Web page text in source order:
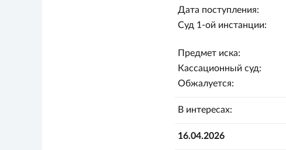
Дата поступления:
Суд 1-ой инстанции:
Предмет иска:
Кассационный суд:
Обжалуется:
В интересах:
16.04.2026